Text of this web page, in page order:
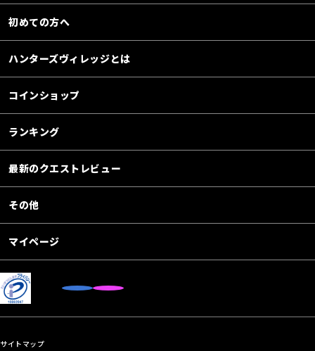
初めての方へ
ハンターズヴィレッジとは
コインショップ
ランキング
最新のクエストレビュー
その他
マイページ
サイトマップ